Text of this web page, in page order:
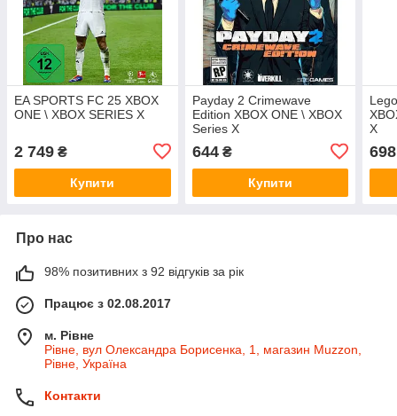
EA SPORTS FC 25 XBOX
ONE \ XBOX SERIES X
2 749 ₴
Купити
Payday 2 Crimewave
Edition XBOX ONE \ XBOX
Series X
644₴
Купити
X
698
Про нас
98% позитивних з 92 відгуків за рік
Працює з 02.08.2017
м. Рівне
Рівне, вул Олександра Борисенка, 1, магазин Muzzon,
Рівне, Україна
Контакти